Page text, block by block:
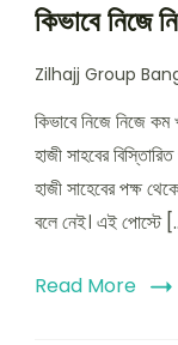
কিভাবে নিজে
Zilhajj Group
কিভাবে নিজে নিজে
হাজী সাহবের
হাজী সাহেবের পক্ষ
বলে নেই। এই পোস্টে
Read More